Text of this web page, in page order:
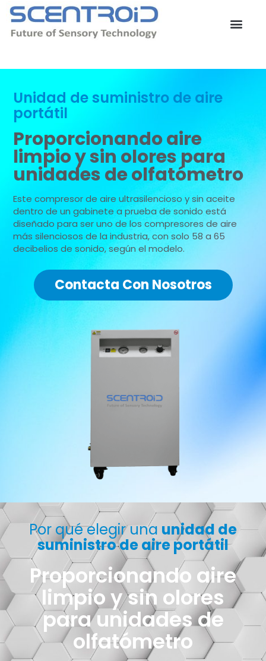
contenido
Unidad de suministro de aire
portátil
Proporcionando aire
limpio y sin olores para
unidades de olfatómetro
Este compresor de aire ultrasilencioso y sin aceite
dentro de un gabinete a prueba de sonido está
diseñado para ser uno de los compresores de aire
más silenciosos de la industria, con solo 58 a 65
decibelios de sonido, según el modelo.
Contacta Con Nosotros
Por qué elegir una unidad de
suministro de aire portátil
Proporcionando aire
limpio y sin olores
para unidades de
olfatómetro